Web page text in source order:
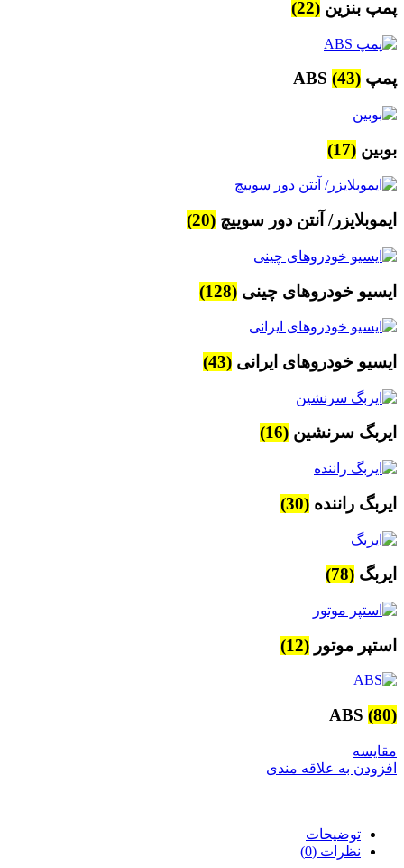
پمپ بنزین (22)
پمپ ABS (43)
بوبین (17)
ایموبلایزر/ آنتن دور سوییچ (20)
ایسیو خودروهای چینی (128)
ایسیو خودروهای ایرانی (43)
ایربگ سرنشین (16)
ایربگ راننده (30)
ایربگ (78)
استپر موتور (12)
ABS (80)
مقایسه
افزودن به علاقه مندی
توضیحات
نظرات (0)